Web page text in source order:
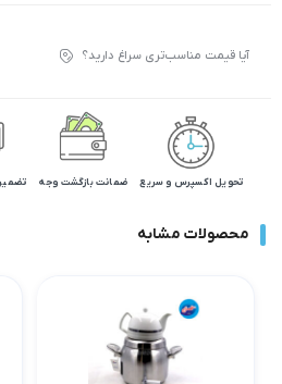
آیا قیمت مناسب‌تری سراغ دارید؟
تحویل اکسپرس و سریع ضمانت بازگشت وجه
محصولات مشابه